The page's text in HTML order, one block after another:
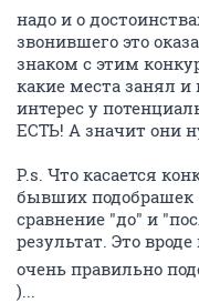
надо и о
звонившего это
знаком с этим
какие места занял и
интерес у
ЕСТЬ! А значит они
P.s. Что касается
бывших подобрашек
сравнение "до" и
результат. Это
очень правильно
)...